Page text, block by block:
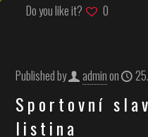
Do you like it? 0
Published by adminon
Sportovní
listina